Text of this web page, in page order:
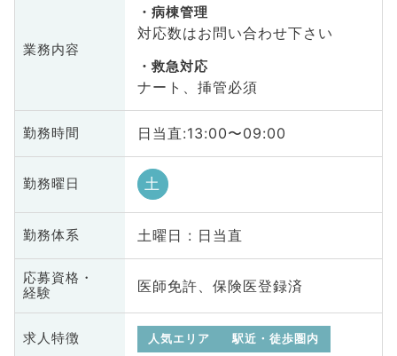
業務内容
病棟管理
対応数はお問い合わせ下さい
救急対応
ナート、挿管必須
勤務時間 日当直:13:00〜09:00
勤務曜日 土
勤務体系 土曜日 : 日当直
応募資格・
経験
医師免許、保険医登録済
求人特徴 人気エリア 駅近・徒歩圏内